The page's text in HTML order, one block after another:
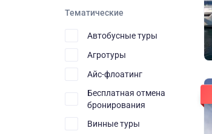
Тематические
Автобусные туры
Агротуры
Айс-флоатинг
Бесплатная отмена
бронирования
Винные туры